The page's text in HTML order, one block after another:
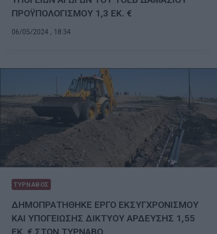
ΠΡΟΫΠΟΛΟΓΙΣΜΟΥ 1,3 ΕΚ. €
06/05/2024 , 18:34
ΤΥΡΝΑΒΟΣ
ΔΗΜΟΠΡΑΤΗΘΗΚΕ ΕΡΓΟ ΕΚΣΥΓΧΡΟΝΙΣΜΟΥ
ΚΑΙ ΥΠΟΓΕΙΩΣΗΣ ΔΙΚΤΥΟΥ ΑΡΔΕΥΣΗΣ 1,55
ΕΚ. € ΣΤΟΝ ΤΥΡΝΑΒΟ